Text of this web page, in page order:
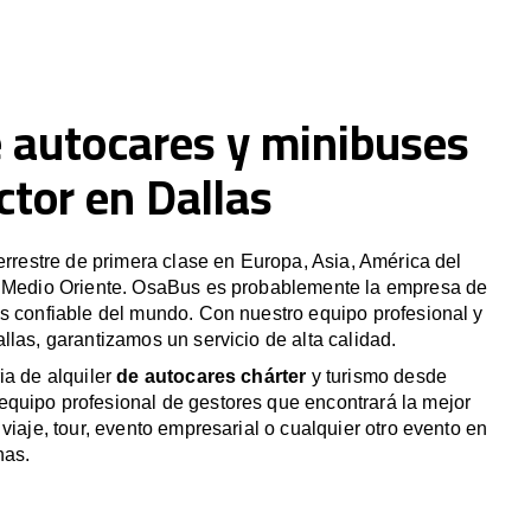
y minibuses
en Dallas
de primera clase en Europa, Asia, América del
Oriente. OsaBus es probablemente la empresa de
confiable del mundo. Con nuestro equipo profesional y
garantizamos un servicio de alta calidad.
de alquilerde autocares chárter y turismo desde
profesional de gestores que encontrará la mejor
tour, evento empresarial o cualquier otro evento en